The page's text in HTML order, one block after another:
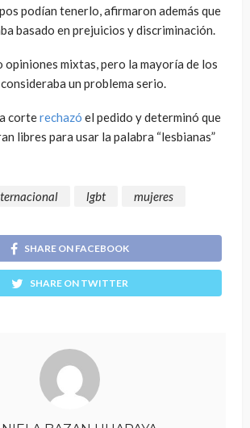
podían tenerlo, afirmaron además que
basado en prejuicios y discriminación.
opiniones mixtas, pero la mayoría de los
un problema serio.
corterechazó el pedido y determinó que
libres para usar la palabra “lesbianas”
lgbt mujeres
SHARE ON FACEBOOK
SHARE ON TWITTER